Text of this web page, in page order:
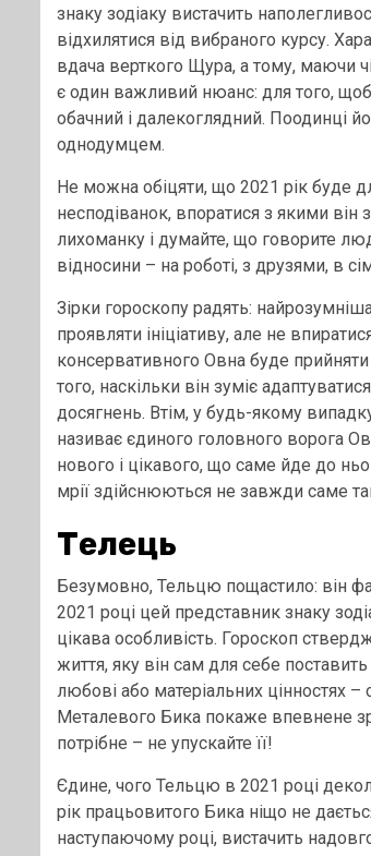
знаку зодіаку вистачить
відхилятися від вибраного курсу.
вдача верткого Щура, а тому, маючи
є один важливий нюанс: для того,
обачний і далекоглядний. Поодинці
однодумцем.
Не можна обіцяти, що 2021 рік буде
несподіванок, впоратися з якими
лихоманку і думайте, що говорите
відносини – на роботі, з друзями, в
Зірки гороскопу радять:
проявляти ініціативу, але не
консервативного Овна буде
того, наскільки він зуміє
досягнень. Втім, у будь-якому
називає єдиного головного ворога
нового і цікавого, що саме йде до
мрії здійснюються не завжди саме
Телець
Безумовно, Тельцю пощастило: він
2021 році цей представник знаку
цікава особливість. Гороскоп
життя, яку він сам для себе
любові або матеріальних цінностях –
Металевого Бика покаже впевнене
потрібне – не упускайте її!
Єдине, чого Тельцю в 2021 році
рік працьовитого Бика ніщо не
наступаючому році, вистачить